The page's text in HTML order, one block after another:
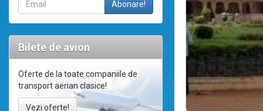
Bilete de avion
Oferte de la toate companiile de
transport aerian clasice!
Vezi oferte!